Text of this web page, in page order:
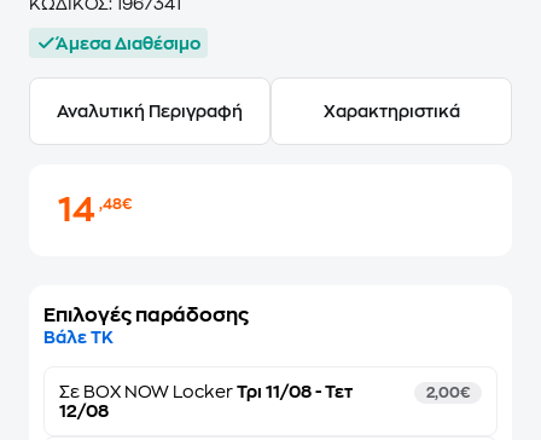
ΚΩΔΙΚΟΣ: 1967341
Άμεσα Διαθέσιμο
Αναλυτική Περιγραφή Χαρακτηριστικά
14,48€
Επιλογές παράδοσης
Βάλε ΤΚ
Σε BOX NOW Locker Τρι 11/08 - Τετ
12/08
2,00€